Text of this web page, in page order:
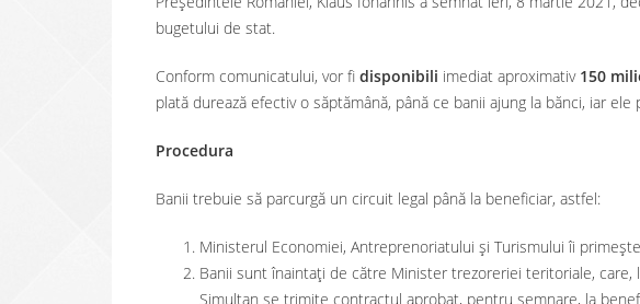
bugetului de stat.
Conform comunicatului, vor fi disponibili imediat aproximativ 150
plată durează efectiv o săptămână, până ce banii ajung la bănci, iar
Procedura
Banii trebuie să parcurgă un circuit legal până la beneficiar, astfel:
Ministerul Economiei, Antreprenoriatului și Turismului îi
Banii sunt înaintați de către Minister trezoreriei teritoriale, care,
Simultan se trimite contractul aprobat, pentru semnare, la